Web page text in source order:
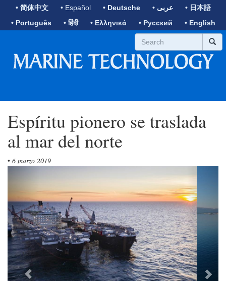
• 简体中文 • Español • Deutsche • عربى
• 日本語
• Português
• हिंदी • Ελληνικά • Русский • English
Espíritu pionero se traslada
al mar del norte
• 6 marzo 2019
Previous